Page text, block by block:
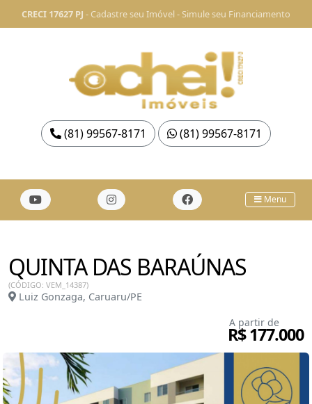
CRECI 17627 PJ - Cadastre seu Imóvel - Simule seu Financiamento
(81) 99567-8171 (81) 99567-8171
Menu
QUINTA DAS BARAÚNAS
(CÓDIGO: VEM_14387)
Luiz Gonzaga, Caruaru/PE
A partir de
R$ 177.000